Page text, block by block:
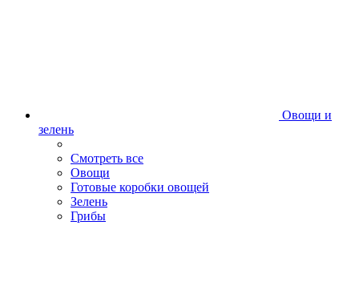
Овощи и
зелень
Смотреть все
Овощи
Готовые коробки овощей
Зелень
Грибы